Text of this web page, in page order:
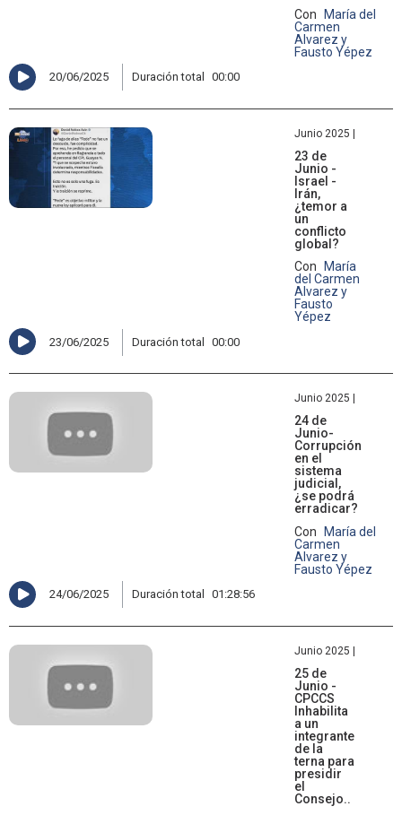
Con
María del
Carmen
Alvarez y
Fausto Yépez
20/06/2025 Duración total 00:00
Junio 2025 |
23 de
Junio -
Israel -
Irán,
¿temor a
un
conflicto
global?
Con
María
del Carmen
Alvarez y
Fausto
Yépez
23/06/2025 Duración total 00:00
Junio 2025 |
24 de
Junio-
Corrupción
en el
sistema
judicial,
¿se podrá
erradicar?
Con
María del
Carmen
Alvarez y
Fausto Yépez
24/06/2025 Duración total 01:28:56
Junio 2025 |
25 de
Junio -
CPCCS
Inhabilita
a un
integrante
de la
terna para
presidir
el
Consejo..